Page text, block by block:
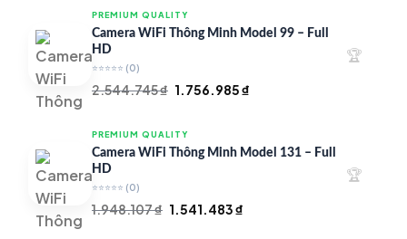
là:
4.890.563 ₫.
là:
PREMIUM QUALITY
Camera WiFi Thông Minh Model 99 – Full
HD
⭐⭐⭐⭐⭐ (0)
2.544.745₫ Giá
là:
2.544.745 ₫.
1.756.985₫
là:
🏆
PREMIUM QUALITY
Camera WiFi Thông Minh Model 131 – Full
HD
⭐⭐⭐⭐⭐ (0)
1.948.107₫ Giá
1.541.483₫
🏆